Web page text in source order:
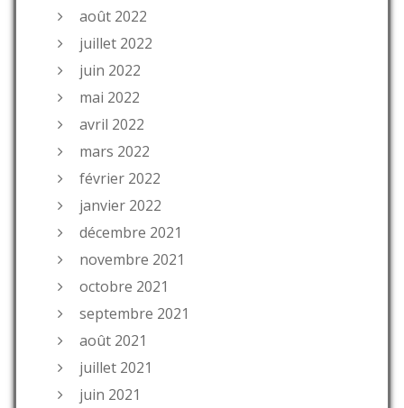
août 2022
juillet 2022
juin 2022
mai 2022
avril 2022
mars 2022
février 2022
janvier 2022
décembre 2021
novembre 2021
octobre 2021
septembre 2021
août 2021
juillet 2021
juin 2021